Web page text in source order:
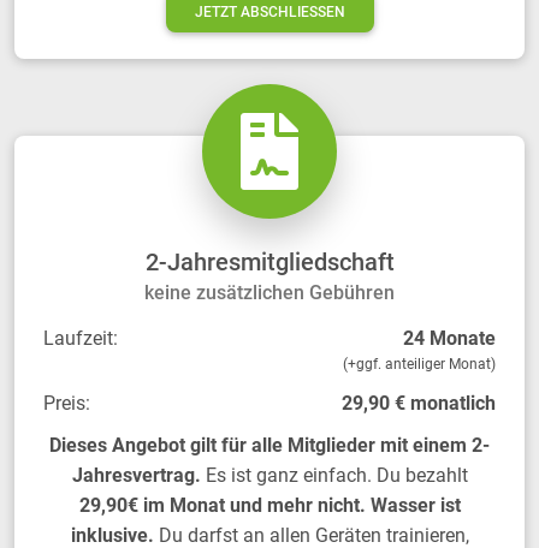
JETZT ABSCHLIESSEN
2-Jahresmitgliedschaft
keine zusätzlichen Gebühren
Laufzeit:
24 Monate
(+ggf. anteiliger Monat)
Preis:
29,90 € monatlich
Dieses Angebot gilt für alle Mitglieder mit einem 2-
Jahresvertrag. Es ist ganz einfach. Du bezahlt
29,90€ im Monat und mehr nicht. Wasser ist
inklusive. Du darfst an allen Geräten trainieren,